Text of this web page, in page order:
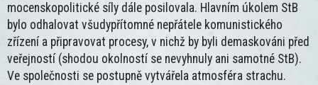
mocenskopolitické síly dále posilovala. Hlavním úkolem StB
bylo odhalovat všudypřítomné nepřátele komunistického
zřízení a připravovat procesy, v nichž by byli demaskováni před
veřejností (shodou okolností se nevyhnuly ani samotné StB).
Ve společnosti se postupně vytvářela atmosféra strachu.